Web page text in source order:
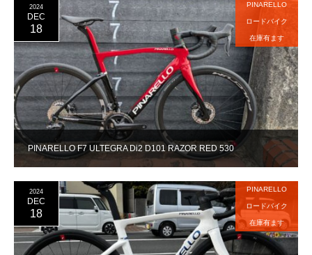
PINARELLO F7 ULTEGRA Di2 D101 RAZOR RED 530
2024
DEC
18
PINARELLO
ロードバイク
在庫有ます
2024
DEC
18
PINARELLO
ロードバイク
在庫有ます